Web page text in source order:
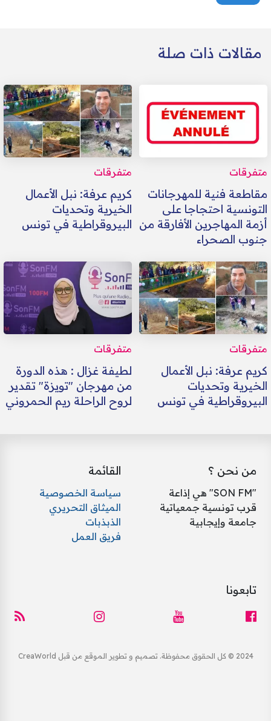
مقالات ذات صلة
متفرقات
مقاطعة فنية للمهرجانات
التونسية احتجاجا على
أزمة المهاجرين الأفارقة من
جنوب الصحراء
متفرقات
كريم عرفة: نبل الأعمال
الخيرية وتحديات
البيروقراطية في تونس
متفرقات
كريم عرفة: نبل الأعمال
الخيرية وتحديات
البيروقراطية في تونس
متفرقات
لطيفة غزال : هذه الدورة
من مهرجان "تويزة" تقدير
لروح الراحلة ريم الحمروني
من نحن ؟
"SON FM" هي إذاعة
قرب تونسية جمعياتية
جامعة وإيجابية
القائمة
سياسة الخصوصية
الميثاق التحريري
الذبذبات
فريق العمل
تابعونا
2024 © كل الحقوق محفوظة. تصميم و تطوير الموقع من قبل CreaWorld